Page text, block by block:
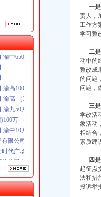
高100万 （工商注册）
高 （工商注册）
九50万 （进出口权）
万 （进出口权）
中10万 （工商注册）
限公司渝中分公司 （工商注册）
代广场分公司 渝中 （工商注册）
公司 渝中 （工商注册）
中650万 （注册）
高100万 （工商注册）
一
责人，
工作方
学习整
二是
动中的
整改成
的问题
问题，
三
学改活
象活动
相结合
素质建
四
起征点
法和措
投诉举